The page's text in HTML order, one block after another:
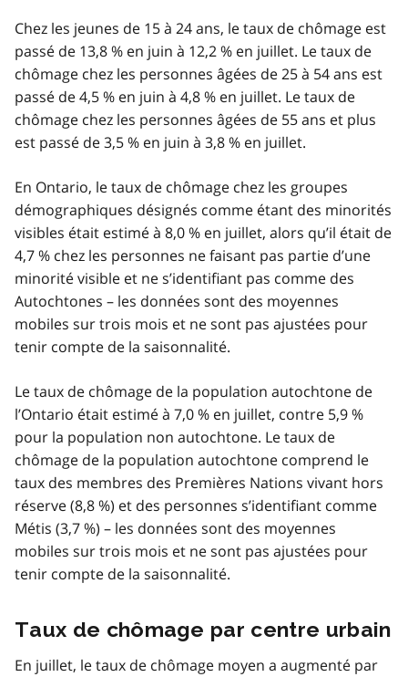
Chez les jeunes de 15 à 24 ans, le taux de chômage est
passé de 13,8 % en juin à 12,2 % en juillet. Le taux de
chômage chez les personnes âgées de 25 à 54 ans est
passé de 4,5 % en juin à 4,8 % en juillet. Le taux de
chômage chez les personnes âgées de 55 ans et plus
est passé de 3,5 % en juin à 3,8 % en juillet.
En Ontario, le taux de chômage chez les groupes
démographiques désignés comme étant des minorités
visibles était estimé à 8,0 % en juillet, alors qu’il était de
4,7 % chez les personnes ne faisant pas partie d’une
minorité visible et ne s’identifiant pas comme des
Autochtones – les données sont des moyennes
mobiles sur trois mois et ne sont pas ajustées pour
tenir compte de la saisonnalité.
Le taux de chômage de la population autochtone de
l’Ontario était estimé à 7,0 % en juillet, contre 5,9 %
pour la population non autochtone. Le taux de
chômage de la population autochtone comprend le
taux des membres des Premières Nations vivant hors
réserve (8,8 %) et des personnes s’identifiant comme
Métis (3,7 %) – les données sont des moyennes
mobiles sur trois mois et ne sont pas ajustées pour
tenir compte de la saisonnalité.
Taux de chômage par centre urbain
En juillet, le taux de chômage moyen a augmenté par